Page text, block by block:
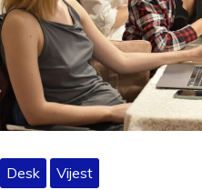
Desk Vijest